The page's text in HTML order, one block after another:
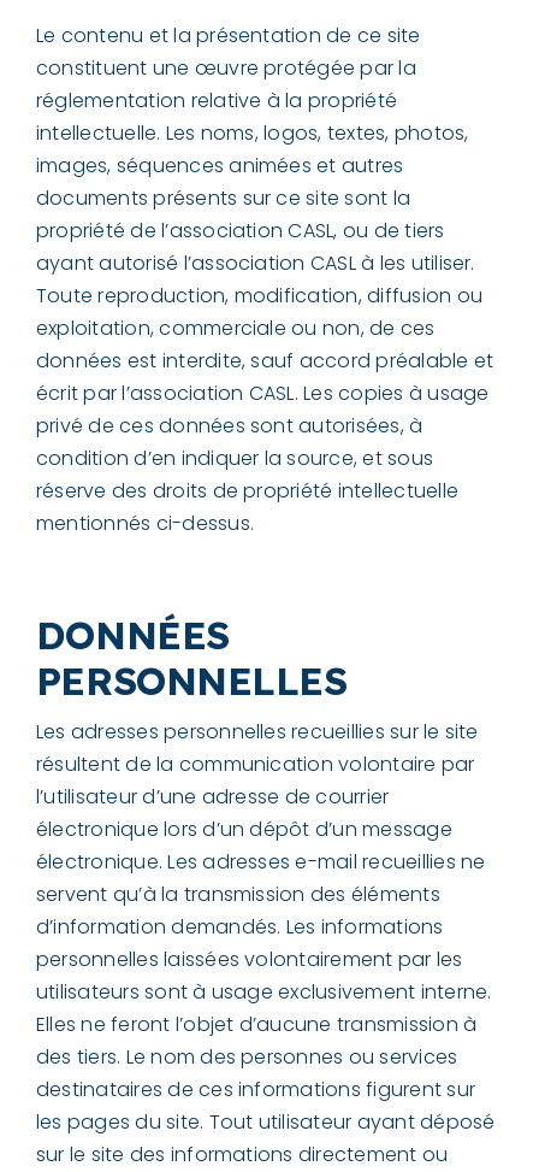
Le contenu et la présentation de ce site
constituent une œuvre protégée par la
réglementation relative à la propriété
intellectuelle. Les noms, logos, textes, photos,
images, séquences animées et autres
documents présents sur ce site sont la
propriété de l’association CASL, ou de tiers
ayant autorisé l’association CASL à les utiliser.
Toute reproduction, modification, diffusion ou
exploitation, commerciale ou non, de ces
données est interdite, sauf accord préalable et
écrit par l’association CASL. Les copies à usage
privé de ces données sont autorisées, à
condition d’en indiquer la source, et sous
réserve des droits de propriété intellectuelle
mentionnés ci-dessus.
DONNÉES
PERSONNELLES
Les adresses personnelles recueillies sur le site
résultent de la communication volontaire par
l’utilisateur d’une adresse de courrier
électronique lors d’un dépôt d’un message
électronique. Les adresses e-mail recueillies ne
servent qu’à la transmission des éléments
d’information demandés. Les informations
personnelles laissées volontairement par les
utilisateurs sont à usage exclusivement interne.
Elles ne feront l’objet d’aucune transmission à
des tiers. Le nom des personnes ou services
destinataires de ces informations figurent sur
les pages du site. Tout utilisateur ayant déposé
sur le site des informations directement ou